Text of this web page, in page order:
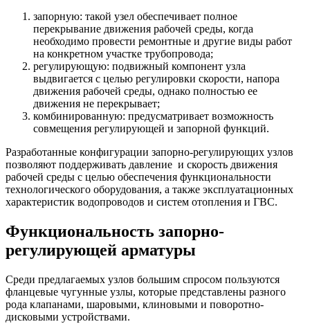
запорную: такой узел обеспечивает полное
перекрывание движения рабочей среды, когда
необходимо провести ремонтные и другие виды работ
на конкретном участке трубопровода;
регулирующую: подвижный компонент узла
выдвигается с целью регулировки скорости, напора
движения рабочей среды, однако полностью ее
движения не перекрывает;
комбинированную: предусматривает возможность
совмещения регулирующей и запорной функций.
Разработанные конфигурации запорно-регулирующих узлов
позволяют поддерживать давление и скорость движения
рабочей среды с целью обеспечения функциональности
технологического оборудования, а также эксплуатационных
характеристик водопроводов и систем отопления и ГВС.
Функциональность запорно-
регулирующей арматуры
Среди предлагаемых узлов большим спросом пользуются
фланцевые чугунные узлы, которые представлены разного
рода клапанами, шаровыми, клиновыми и поворотно-
дисковыми устройствами.